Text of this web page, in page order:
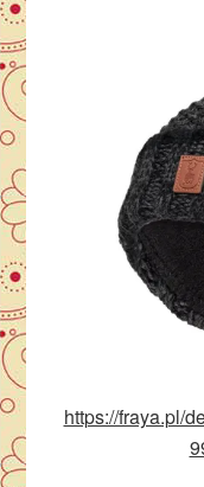
https://fraya.pl/